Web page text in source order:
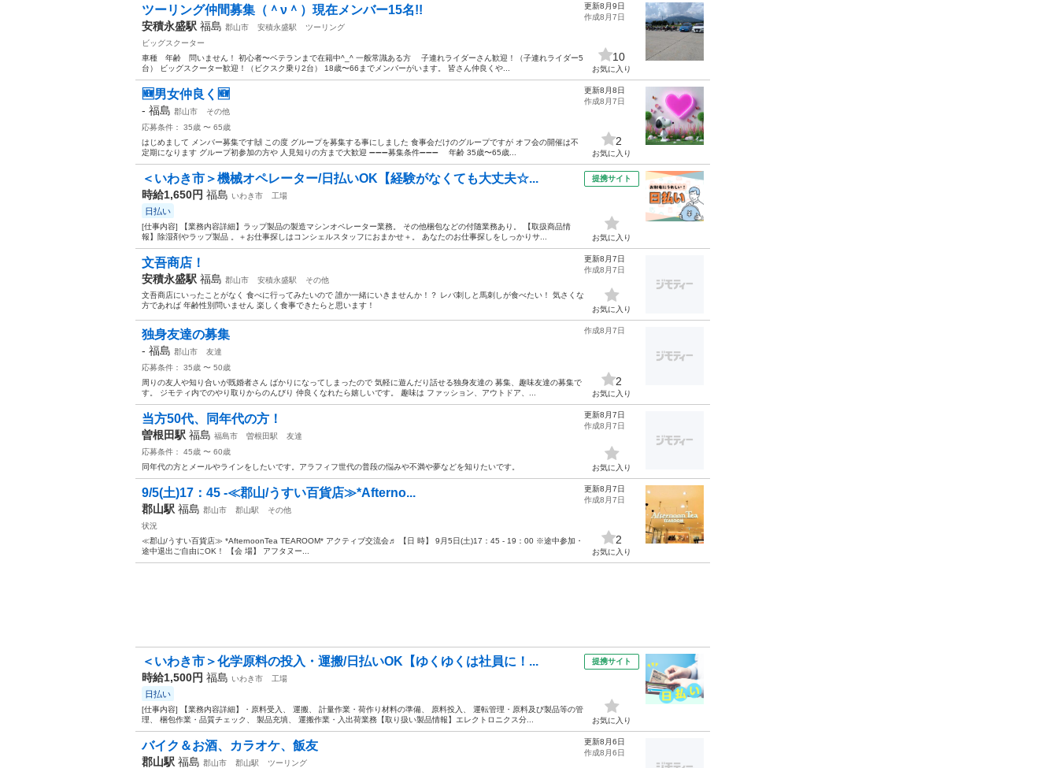
ツーリング仲間募集（＾ν＾）現在メンバー15名!!
安積永盛駅 福島 郡山市 安積永盛駅
ツーリング
ビッグスクーター
車種 年齢 問いません！ 初心者〜ベテランまで在籍中^_^ 一般常識ある方 子連れライダーさん歓迎！（子連れライダー5
台） ビッグスクーター歓迎！（ビクスク乗り2台） 18歳〜66までメンバーがいます。 皆さん仲良くや...
更新8月9日
作成8月7日
10
お気に入り
🆕男女仲良く🆕
- 福島 郡山市
その他
応募条件： 35歳 〜 65歳
はじめまして メンバー募集です🙌 この度 グループを募集する事にしました 食事会だけのグループですが オフ会の開催は不
定期になります グループ初参加の方や 人見知りの方まで大歓迎 ➖➖➖募集条件➖➖➖ 年齢 35歳〜65歳...
更新8月8日
作成8月7日
2
お気に入り
＜いわき市＞機械オペレーター/日払いOK【経験がなくても大丈夫☆...
時給1,650円 福島 いわき市 工場
日払い
[仕事内容] 【業務内容詳細】ラップ製品の製造マシンオペレーター業務。 その他梱包などの付随業務あり。 【取扱商品情
報】除湿剤やラップ製品 。＋お仕事探しはコンシェルスタッフにおまかせ＋。 あなたのお仕事探しをしっかりサ...
提携サイト
お気に入り
文吾商店！
安積永盛駅 福島 郡山市 安積永盛駅
その他
文吾商店にいったことがなく 食べに行ってみたいので 誰か一緒にいきませんか！？ レバ刺しと馬刺しが食べたい！ 気さくな
方であれば 年齢性別問いません 楽しく食事できたらと思います！
更新8月7日
作成8月7日
お気に入り
独身友達の募集
- 福島 郡山市
友達
応募条件： 35歳 〜 50歳
周りの友人や知り合いが既婚者さん ばかりになってしまったので 気軽に遊んだり話せる独身友達の 募集、趣味友達の募集で
す。 ジモティ内でのやり取りからのんびり 仲良くなれたら嬉しいです。 趣味は ファッション、アウトドア、...
作成8月7日
2
お気に入り
当方50代、同年代の方！
曽根田駅 福島 福島市 曽根田駅
友達
応募条件： 45歳 〜 60歳
同年代の方とメールやラインをしたいです。アラフィフ世代の普段の悩みや不満や夢などを知りたいです。
更新8月7日
作成8月7日
お気に入り
9/5(土)17：45 -≪郡山/うすい百貨店≫*Afterno...
郡山駅 福島 郡山市 郡山駅
その他
状況
≪郡山/うすい百貨店≫ *AfternoonTea TEAROOM* アクティブ交流会♬ 【日 時】 9月5日(土)17：45 - 19：00 ※途中参加・
途中退出ご自由にOK！ 【会 場】 アフタヌー...
更新8月7日
作成8月7日
2
お気に入り
＜いわき市＞化学原料の投入・運搬/日払いOK【ゆくゆくは社員に！...
時給1,500円 福島 いわき市 工場
日払い
[仕事内容] 【業務内容詳細】・原料受入、 運搬、 計量作業・荷作り材料の準備、 原料投入、 運転管理・原料及び製品等の管
理、 梱包作業・品質チェック、 製品充填、 運搬作業・入出荷業務【取り扱い製品情報】エレクトロニクス分...
提携サイト
お気に入り
バイク＆お酒、カラオケ、飯友
郡山駅 福島 郡山市 郡山駅 ツーリング
更新8月6日
作成8月6日